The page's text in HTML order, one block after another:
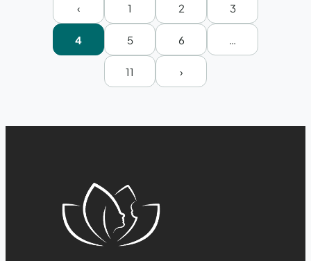
‹ 1 2 3
4 5 6
11 ›